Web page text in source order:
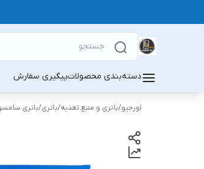
دسته‌بندی محصولاتپیگیری سفارش
اورجیو/باتری و منبع تغذیه/باتری/باتری